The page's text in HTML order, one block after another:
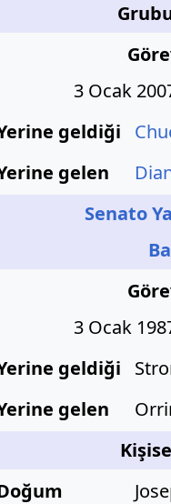
3 Ocak
geldiği
gelen
Senato
3 Ocak
geldiği
gelen